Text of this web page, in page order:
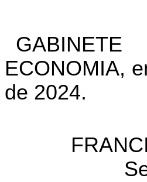
ECONOMIA,
de 2024.